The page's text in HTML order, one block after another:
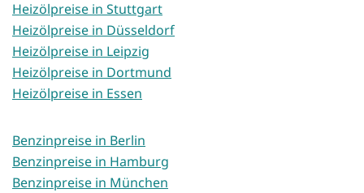
Heizölpreise in Stuttgart
Heizölpreise in Düsseldorf
Heizölpreise in Leipzig
Heizölpreise in Dortmund
Heizölpreise in Essen
Benzinpreise in Berlin
Benzinpreise in Hamburg
Benzinpreise in München